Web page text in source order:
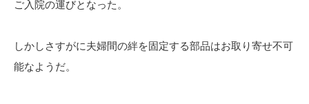
ご入院の運びとなった。
しかしさすがに夫婦間の絆を固定する部品はお取り寄せ不可
能なようだ。